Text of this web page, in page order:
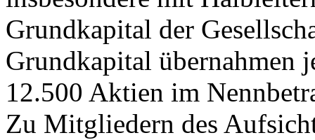
Grundkapital der
Grundkapital übernahmen
12.500 Aktien im
Zu Mitgliedern des